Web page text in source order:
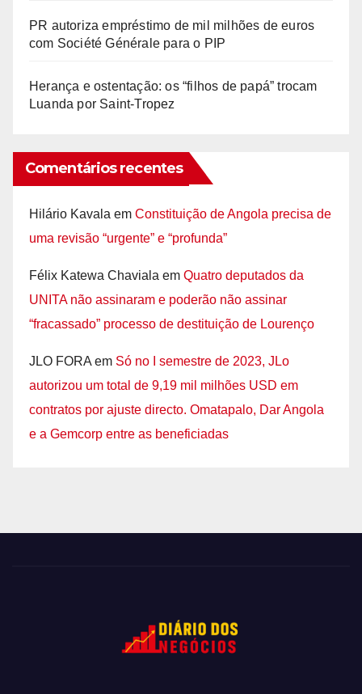
PR autoriza empréstimo de mil milhões de euros
com Société Générale para o PIP
Herança e ostentação: os “filhos de papá” trocam
Luanda por Saint-Tropez
Comentários recentes
Hilário Kavala em Constituição de Angola precisa de
uma revisão “urgente” e “profunda”
Félix Katewa Chaviala em Quatro deputados da
UNITA não assinaram e poderão não assinar
“fracassado” processo de destituição de Lourenço
JLO FORA em Só no I semestre de 2023, JLo
autorizou um total de 9,19 mil milhões USD em
contratos por ajuste directo. Omatapalo, Dar Angola
e a Gemcorp entre as beneficiadas